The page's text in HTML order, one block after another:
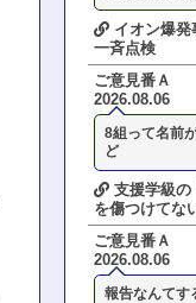
イオン爆
一斉点検
ご意見番Ａ
2026.08.06
8組って名前
ど
支援学級
を傷つけてな
ご意見番Ａ
2026.08.06
報告なんてす